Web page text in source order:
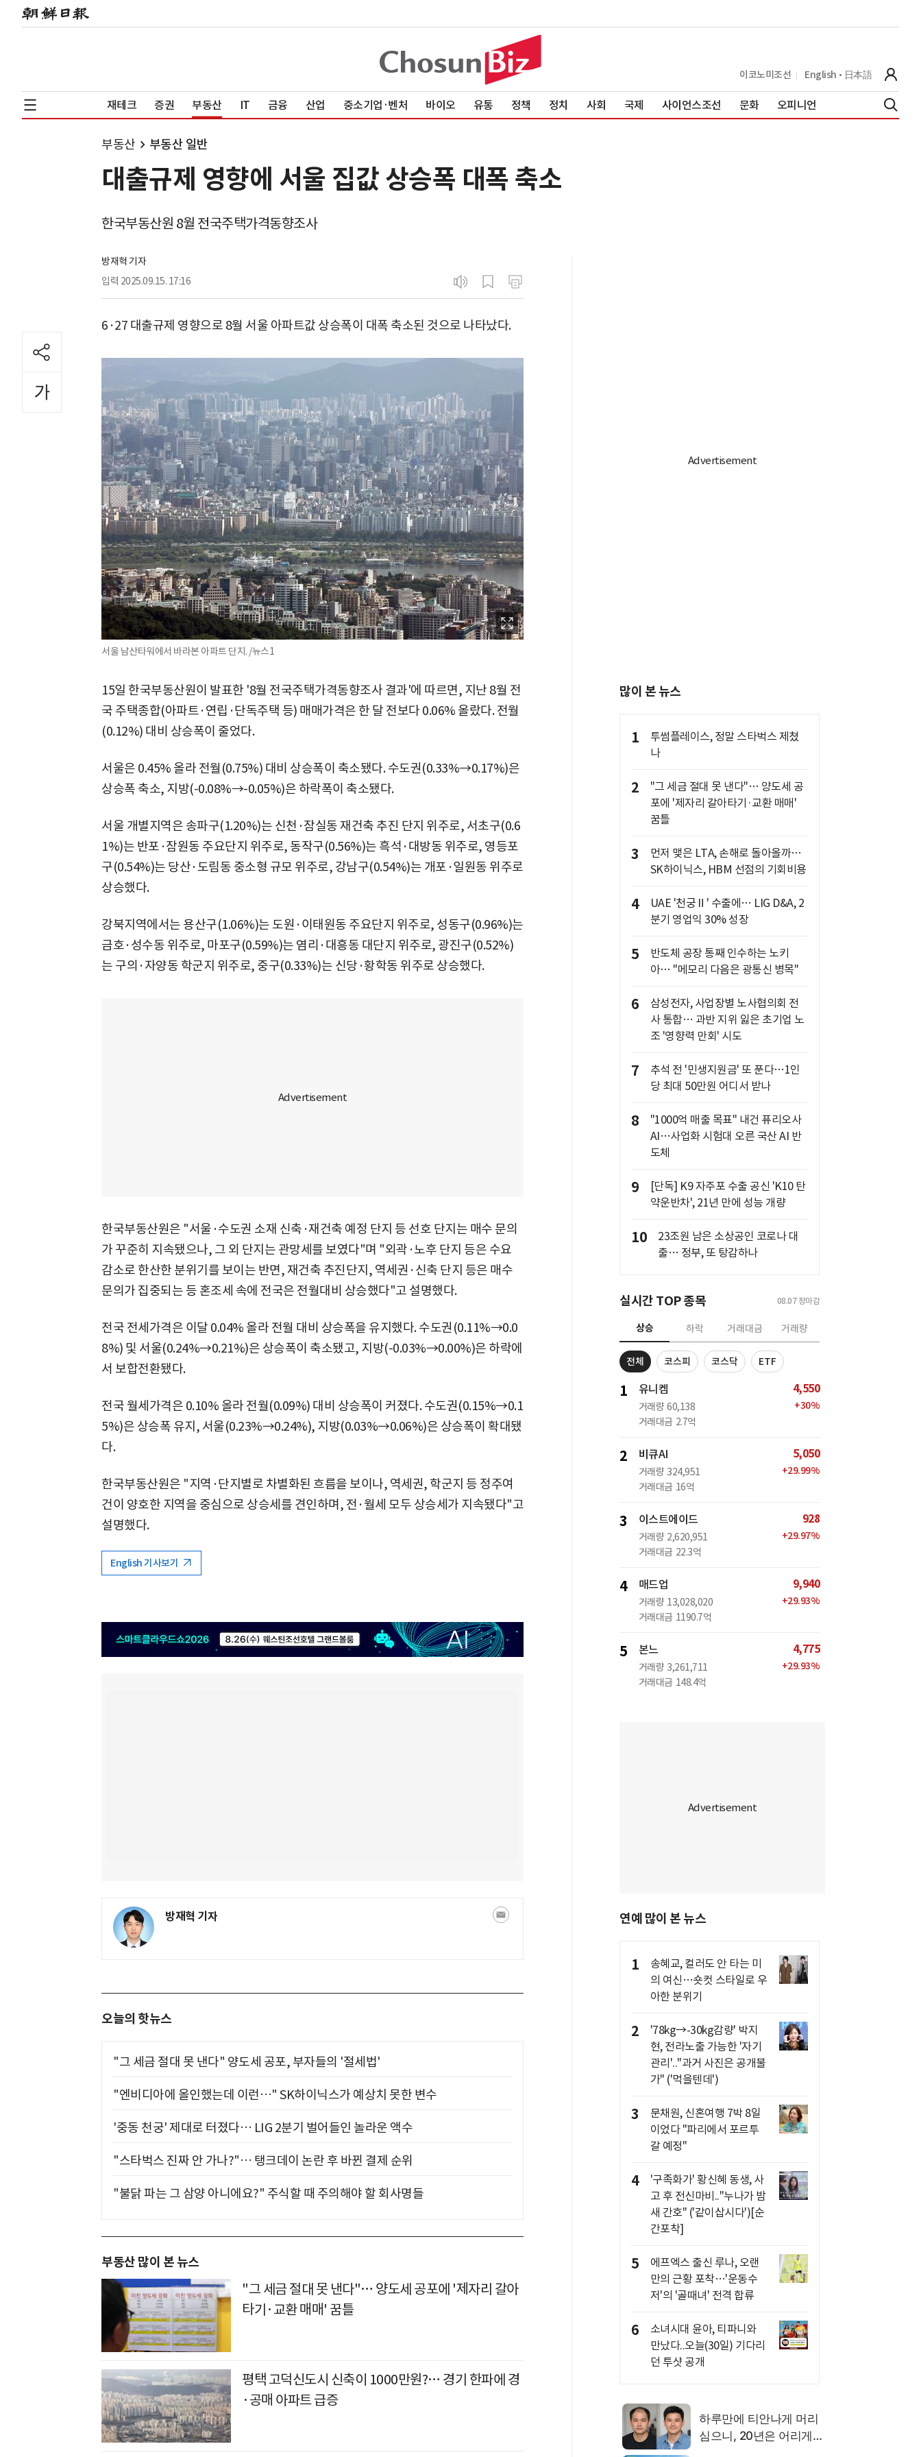
이코노미조선 English 日本語
재테크 증권 부동산 IT 금융 산업 중소기업·벤처 바이오 유통 정책 정치 사회 국제 사이언스조선 문화 오피니언
부동산 부동산 일반
대출규제 영향에 서울 집값 상승폭 대폭 축소
한국부동산원 8월 전국주택가격동향조사
방재혁 기자
입력 2025.09.15. 17:16
6·27 대출규제 영향으로 8월 서울 아파트값 상승폭이 대폭 축소된 것으로 나타났다.
서울 남산타워에서 바라본 아파트 단지. /뉴스1
15일 한국부동산원이 발표한 '8월 전국주택가격동향조사 결과'에 따르면, 지난 8월 전
국 주택종합(아파트·연립·단독주택 등) 매매가격은 한 달 전보다 0.06% 올랐다. 전월
(0.12%) 대비 상승폭이 줄었다.
서울은 0.45% 올라 전월(0.75%) 대비 상승폭이 축소됐다. 수도권(0.33%→0.17%)은
상승폭 축소, 지방(-0.08%→-0.05%)은 하락폭이 축소됐다.
서울 개별지역은 송파구(1.20%)는 신천·잠실동 재건축 추진 단지 위주로, 서초구(0.6
1%)는 반포·잠원동 주요단지 위주로, 동작구(0.56%)는 흑석·대방동 위주로, 영등포
구(0.54%)는 당산·도림동 중소형 규모 위주로, 강남구(0.54%)는 개포·일원동 위주로
상승했다.
강북지역에서는 용산구(1.06%)는 도원·이태원동 주요단지 위주로, 성동구(0.96%)는
금호·성수동 위주로, 마포구(0.59%)는 염리·대흥동 대단지 위주로, 광진구(0.52%)
는 구의·자양동 학군지 위주로, 중구(0.33%)는 신당·황학동 위주로 상승했다.
한국부동산원은 "서울·수도권 소재 신축·재건축 예정 단지 등 선호 단지는 매수 문의
가 꾸준히 지속됐으나, 그 외 단지는 관망세를 보였다"며 "외곽·노후 단지 등은 수요
감소로 한산한 분위기를 보이는 반면, 재건축 추진단지, 역세권·신축 단지 등은 매수
문의가 집중되는 등 혼조세 속에 전국은 전월대비 상승했다"고 설명했다.
전국 전세가격은 이달 0.04% 올라 전월 대비 상승폭을 유지했다. 수도권(0.11%→0.0
8%) 및 서울(0.24%→0.21%)은 상승폭이 축소됐고, 지방(-0.03%→0.00%)은 하락에
서 보합전환됐다.
전국 월세가격은 0.10% 올라 전월(0.09%) 대비 상승폭이 커졌다. 수도권(0.15%→0.1
5%)은 상승폭 유지, 서울(0.23%→0.24%), 지방(0.03%→0.06%)은 상승폭이 확대됐
다.
한국부동산원은 "지역·단지별로 차별화된 흐름을 보이나, 역세권, 학군지 등 정주여
건이 양호한 지역을 중심으로 상승세를 견인하며, 전·월세 모두 상승세가 지속됐다"고
설명했다.
English 기사보기
방재혁 기자
오늘의 핫뉴스
"그 세금 절대 못 낸다" 양도세 공포, 부자들의 '절세법'
"엔비디아에 올인했는데 이런…" SK하이닉스가 예상치 못한 변수
'중동 천궁' 제대로 터졌다… LIG 2분기 벌어들인 놀라운 액수
"스타벅스 진짜 안 가나?"… 탱크데이 논란 후 바뀐 결제 순위
"불닭 파는 그 삼양 아니에요?" 주식할 때 주의해야 할 회사명들
부동산 많이 본 뉴스
"그 세금 절대 못 낸다"… 양도세 공포에 '제자리 갈아
타기·교환 매매' 꿈틀
평택 고덕신도시 신축이 1000만원?… 경기 한파에 경
·공매 아파트 급증
많이 본 뉴스
1
투썸플레이스, 정말 스타벅스 제쳤
나
2
"그 세금 절대 못 낸다"… 양도세 공
포에 '제자리 갈아타기·교환 매매'
꿈틀
3
먼저 맺은 LTA, 손해로 돌아올까…
SK하이닉스, HBM 선점의 기회비용
4
UAE '천궁Ⅱ' 수출에… LIG D&A, 2
분기 영업익 30% 성장
5
반도체 공장 통째 인수하는 노키
아… "메모리 다음은 광통신 병목"
6
삼성전자, 사업장별 노사협의회 전
사 통합… 과반 지위 잃은 초기업 노
조 '영향력 만회' 시도
7
추석 전 '민생지원금' 또 푼다…1인
당 최대 50만원 어디서 받나
8
"1000억 매출 목표" 내건 퓨리오사
AI…사업화 시험대 오른 국산 AI 반
도체
9
[단독] K9 자주포 수출 공신 'K10 탄
약운반차', 21년 만에 성능 개량
10
23조원 남은 소상공인 코로나 대
출… 정부, 또 탕감하나
실시간 TOP 종목 08.07 장마감
상승 하락 거래대금 거래량
전체 코스피 코스닥 ETF
1 유니켐
거래량 60,138
거래대금 2.7억
4,550
+30%
2 비큐AI
거래량 324,951
거래대금 16억
5,050
+29.99%
3 이스트에이드
거래량 2,620,951
거래대금 22.3억
928
+29.97%
4 매드업
거래량 13,028,020
거래대금 1190.7억
9,940
+29.93%
5 본느
거래량 3,261,711
거래대금 148.4억
4,775
+29.93%
연예 많이 본 뉴스
1
송혜교, 컬러도 안 타는 미
의 여신…숏컷 스타일로 우
아한 분위기
2
'78kg→-30kg감량' 박지
현, 전라노출 가능한 '자기
관리'.."과거 사진은 공개불
가" ('먹을텐데')
3
문채원, 신혼여행 7박 8일
이었다 "파리에서 포르투
갈 예정"
4
'구족화가' 황신혜 동생, 사
고 후 전신마비.."누나가 밤
새 간호" ('같이삽시다')[순
간포착]
5
에프엑스 출신 루나, 오랜
만의 근황 포착…'운동수
저'의 '골때녀' 전격 합류
6
소녀시대 윤아, 티파니와
만났다..오늘(30일) 기다리
던 투샷 공개